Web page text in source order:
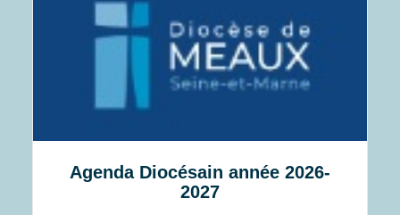
Agenda Diocésain année 2026-
2027